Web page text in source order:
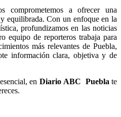
comprometemos a ofrecer una
equilibrada. Con un enfoque en la
profundizamos en las noticias
equipo de reporteros trabaja para
más relevantes de Puebla,
información clara, objetiva y de
en Diario ABC Puebla te